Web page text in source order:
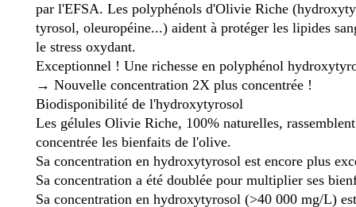
par l'EFSA. Les polyphénols d'Olivie Riche
tyrosol, oleuropéine...) aident à protéger les lipides
le stress oxydant.
Exceptionnel ! Une richesse en polyphénol
→ Nouvelle concentration 2X plus concentrée !
Biodisponibilité de l'hydroxytyrosol
Les gélules Olivie Riche, 100% naturelles,
concentrée les bienfaits de l'olive.
Sa concentration en hydroxytyrosol est encore plus
Sa concentration a été doublée pour multiplier ses
Sa concentration en hydroxytyrosol (>40 000 mg/L)